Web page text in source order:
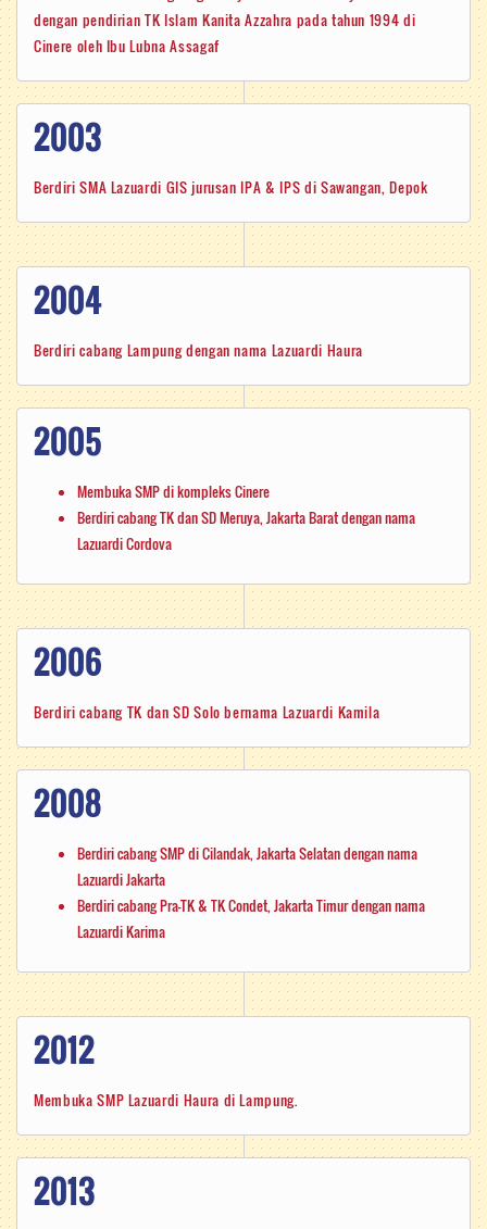
dengan pendirian TK Islam Kanita Azzahra pada tahun 1994 di
Cinere oleh Ibu Lubna Assagaf
2003
Berdiri SMA Lazuardi GIS jurusan IPA & IPS di Sawangan, Depok
2004
Berdiri cabang Lampung dengan nama Lazuardi Haura
2005
Membuka SMP di kompleks Cinere
Berdiri cabang TK dan SD Meruya, Jakarta Barat dengan nama
Lazuardi Cordova
2006
Berdiri cabang TK dan SD Solo bernama Lazuardi Kamila
2008
Berdiri cabang SMP di Cilandak, Jakarta Selatan dengan nama
Lazuardi Jakarta
Berdiri cabang Pra-TK & TK Condet, Jakarta Timur dengan nama
Lazuardi Karima
2012
Membuka SMP Lazuardi Haura di Lampung.
2013